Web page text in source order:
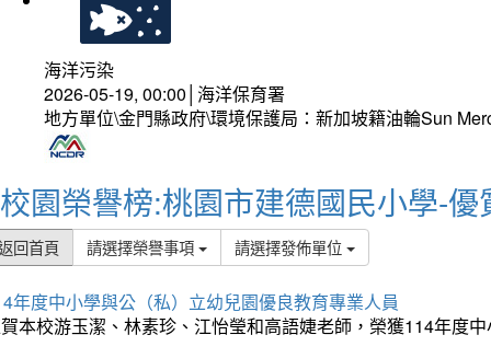
海洋污染
2026-05-19, 00:00│海洋保育署
地方單位\金門縣政府\環境保護局：新加坡籍油輪Sun
校園榮譽榜:桃園市建德國民小學-優
回首頁 請選擇榮譽事項 請選擇發佈單位
年度中小學與公（私）立幼兒園優良教育專業人員
本校游玉潔、林素珍、江怡瑩和高語婕老師，榮獲114年度